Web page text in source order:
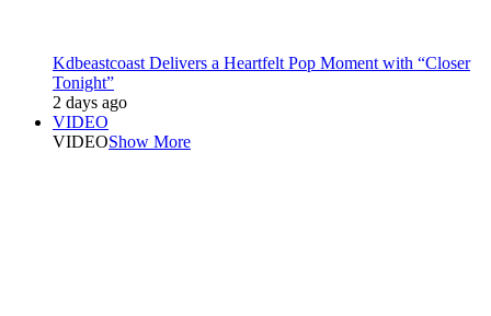
Kdbeastcoast Delivers a Heartfelt Pop Moment with “Closer
Tonight”
2 days ago
VIDEO
VIDEOShow More